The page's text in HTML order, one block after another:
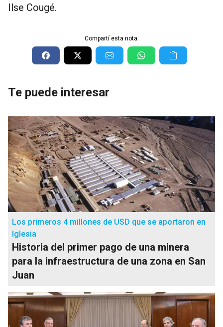
Ilse Cougé.
Compartí esta nota:
Te puede interesar
Los primeros 4 millones de USD que se aportaron en
Iglesia
Historia del primer pago de una minera
para la infraestructura de una zona en San
Juan